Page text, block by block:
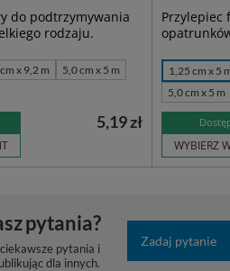
do podtrzymywania
rodzaju.
x 9,2 m
5,0 cm x 5 m
5,19 zł
Przylepiec
1,25 cm x 5
5,0 cm x 5 m
WYBIERZ
pytania?
pytania i
dla innych.
Zadaj pytanie